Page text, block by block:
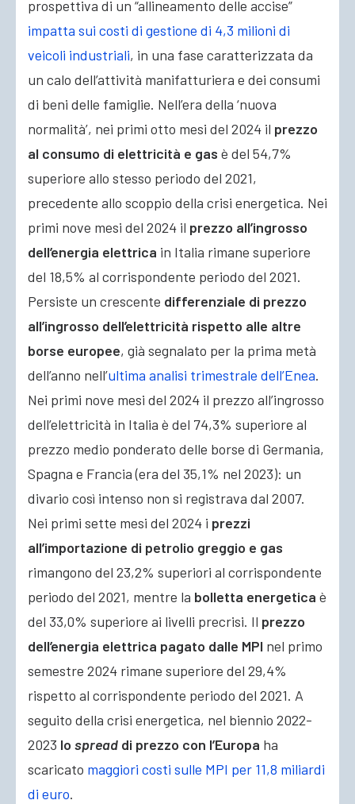
prospettiva di un “allineamento delle accise”
impatta sui costi di gestione di 4,3 milioni di
veicoli industriali, in una fase caratterizzata da
un calo dell’attività manifatturiera e dei consumi
di beni delle famiglie. Nell’era della ‘nuova
normalità’, nei primi otto mesi del 2024 il prezzo
al consumo di elettricità e gas è del 54,7%
superiore allo stesso periodo del 2021,
precedente allo scoppio della crisi energetica. Nei
primi nove mesi del 2024 il prezzo all’ingrosso
dell’energia elettrica in Italia rimane superiore
del 18,5% al corrispondente periodo del 2021.
Persiste un crescente differenziale di prezzo
all’ingrosso dell’elettricità rispetto alle altre
borse europee, già segnalato per la prima metà
dell’anno nell’ultima analisi trimestrale dell’Enea.
Nei primi nove mesi del 2024 il prezzo all’ingrosso
dell’elettricità in Italia è del 74,3% superiore al
prezzo medio ponderato delle borse di Germania,
Spagna e Francia (era del 35,1% nel 2023): un
divario così intenso non si registrava dal 2007.
Nei primi sette mesi del 2024 i prezzi
all’importazione di petrolio greggio e gas
rimangono del 23,2% superiori al corrispondente
periodo del 2021, mentre la bolletta energetica è
del 33,0% superiore ai livelli precrisi. Il prezzo
dell’energia elettrica pagato dalle MPI nel primo
semestre 2024 rimane superiore del 29,4%
rispetto al corrispondente periodo del 2021. A
seguito della crisi energetica, nel biennio 2022-
2023 lo spread di prezzo con l’Europa ha
scaricato maggiori costi sulle MPI per 11,8 miliardi
di euro.